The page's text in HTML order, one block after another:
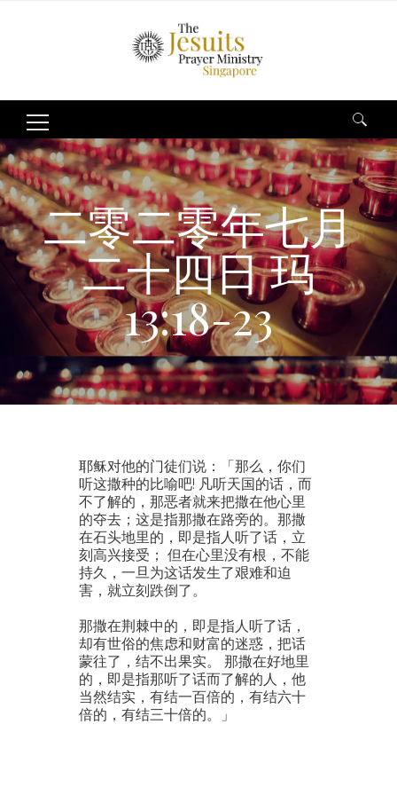
Search
for:
二零二零年七月
二十四日 玛
13:18-23
耶稣对他的门徒们说：「那么，你们
听这撒种的比喻吧! 凡听天国的话，而
不了解的，那恶者就来把撒在他心里
的夺去；这是指那撒在路旁的。那撒
在石头地里的，即是指人听了话，立
刻高兴接受； 但在心里没有根，不能
持久，一旦为这话发生了艰难和迫
害，就立刻跌倒了。
那撒在荆棘中的，即是指人听了话，
却有世俗的焦虑和财富的迷惑，把话
蒙往了，结不出果实。 那撒在好地里
的，即是指那听了话而了解的人，他
当然结实，有结一百倍的，有结六十
倍的，有结三十倍的。」